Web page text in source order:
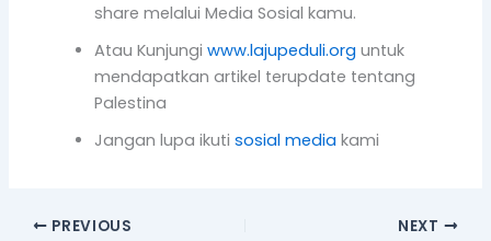
share melalui Media Sosial kamu.
Atau Kunjungiwww.lajupeduli.org untuk
mendapatkan artikel terupdate tentang
Palestina
Jangan lupa ikutisosial media kami
PREVIOUS NEXT